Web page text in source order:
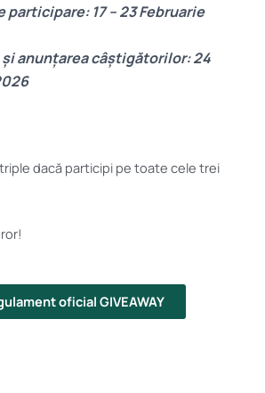
participare: 17 – 23 Februarie
și anunțarea câștigătorilor: 24
dacă participi pe toate cele trei
oficial GIVEAWAY